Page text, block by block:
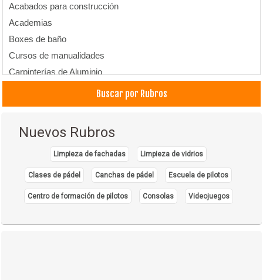
Acabados para construcción
Academias
Boxes de baño
Cursos de manualidades
Carpinterías de Aluminio
Institutos de Capacitación
Buscar por Rubros
Nuevos Rubros
Limpieza de fachadas Limpieza de vidrios
Clases de pádel Canchas de pádel Escuela de pilotos
Centro de formación de pilotos Consolas Videojuegos